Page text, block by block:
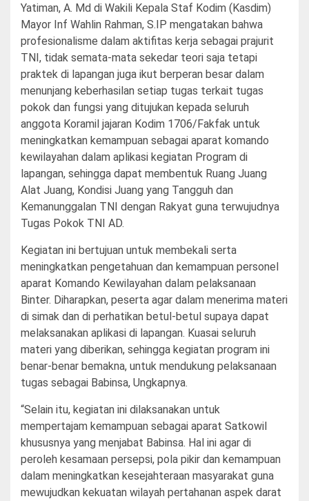
Yatiman, A. Md di Wakili Kepala Staf Kodim (Kasdim)
Mayor Inf Wahlin Rahman, S.IP mengatakan bahwa
profesionalisme dalam aktifitas kerja sebagai prajurit
TNI, tidak semata-mata sekedar teori saja tetapi
praktek di lapangan juga ikut berperan besar dalam
menunjang keberhasilan setiap tugas terkait tugas
pokok dan fungsi yang ditujukan kepada seluruh
anggota Koramil jajaran Kodim 1706/Fakfak untuk
meningkatkan kemampuan sebagai aparat komando
kewilayahan dalam aplikasi kegiatan Program di
lapangan, sehingga dapat membentuk Ruang Juang
Alat Juang, Kondisi Juang yang Tangguh dan
Kemanunggalan TNI dengan Rakyat guna terwujudnya
Tugas Pokok TNI AD.
Kegiatan ini bertujuan untuk membekali serta
meningkatkan pengetahuan dan kemampuan personel
aparat Komando Kewilayahan dalam pelaksanaan
Binter. Diharapkan, peserta agar dalam menerima materi
di simak dan di perhatikan betul-betul supaya dapat
melaksanakan aplikasi di lapangan. Kuasai seluruh
materi yang diberikan, sehingga kegiatan program ini
benar-benar bemakna, untuk mendukung pelaksanaan
tugas sebagai Babinsa, Ungkapnya.
“Selain itu, kegiatan ini dilaksanakan untuk
mempertajam kemampuan sebagai aparat Satkowil
khususnya yang menjabat Babinsa. Hal ini agar di
peroleh kesamaan persepsi, pola pikir dan kemampuan
dalam meningkatkan kesejahteraan masyarakat guna
mewujudkan kekuatan wilayah pertahanan aspek darat